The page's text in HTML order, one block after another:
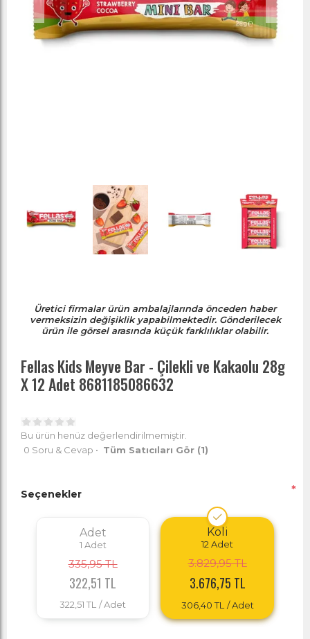
Üretici firmalar ürün ambalajlarında önceden haber
vermeksizin değişiklik yapabilmektedir. Gönderilecek
ürün ile görsel arasında küçük farklılıklar olabilir.
Fellas Kids Meyve Bar - Çilekli ve Kakaolu 28g
X 12 Adet 8681185086632
Bu ürün henüz değerlendirilmemiştir.
0 Soru & Cevap • Tüm Satıcıları Gör (1)
Seçenekler *
Adet
1 Adet
335,95 TL
322,51 TL
322,51 TL / Adet
Koli
12 Adet
3.829,95 TL
3.676,75 TL
306,40 TL / Adet